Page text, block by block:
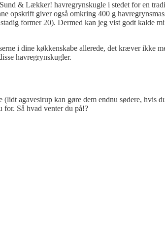
& Lækker! havregrynskugle i stedet for en
opskrift giver også omkring 400 g
former 20). Dermed kan jeg vist godt kalde
i dine køkkenskabe allerede, det kræver ikke
havregrynskugler.
agavesirup kan gøre dem endnu sødere, hvis
for. Så hvad venter du på!?